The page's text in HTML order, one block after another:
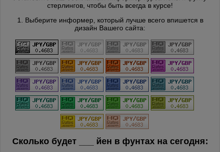
стерлингов, чтобы быть всегда в курсе!
1. Выберите информер, который лучше всего впишется в
дизайн Вашего сайта:
Сколько будет йен в фунтах на сегодня: